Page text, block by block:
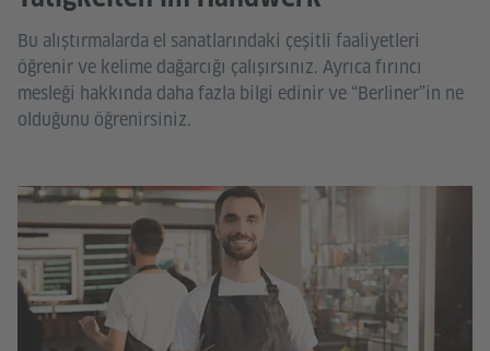
Bu alıştırmalarda el sanatlarındaki çeşitli faaliyetleri
öğrenir ve kelime dağarcığı çalışırsınız. Ayrıca fırıncı
mesleği hakkında daha fazla bilgi edinir ve “Berliner”in ne
olduğunu öğrenirsiniz.